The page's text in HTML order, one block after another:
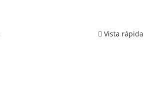
Vista rápida